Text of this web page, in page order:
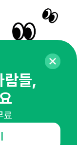
람들,
료